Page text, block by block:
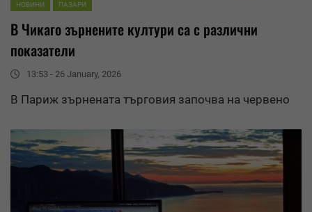
НОВИНИ ПАЗАРИ
В Чикаго зърнените култури са с различни
показатели
13:53 - 26 January, 2026
В Париж зърнената търговия започва на червено